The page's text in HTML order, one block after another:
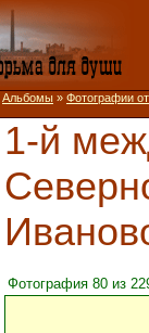
Альбомы » Фотографии
1-й
Фотография 80 из